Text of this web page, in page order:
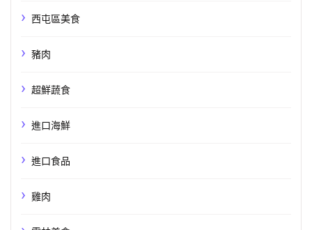
西屯區美食
豬肉
超鮮蔬食
進口海鮮
進口食品
雞肉